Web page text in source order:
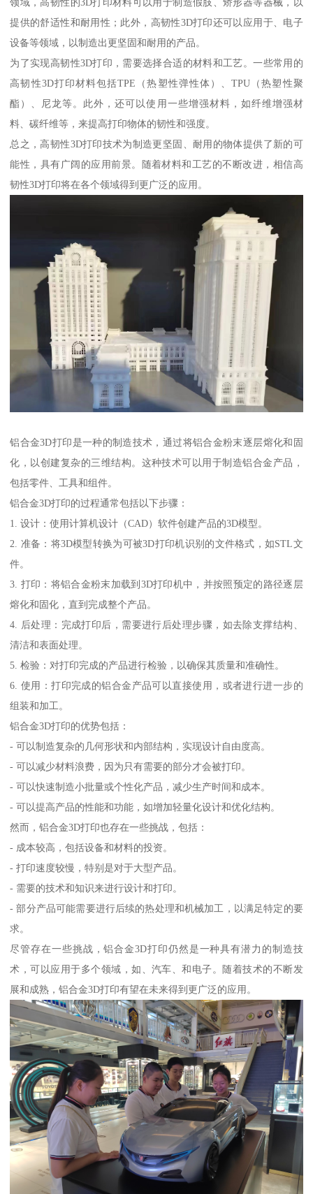
提供的舒适性和耐用性；此外，高韧性3D打印还可以应用于、电子
设备等领域，以制造出更坚固和耐用的产品。
为了实现高韧性3D打印，需要选择合适的材料和工艺。一些常用的
高韧性3D打印材料包括TPE（热塑性弹性体）、TPU（热塑性聚
酯）、尼龙等。此外，还可以使用一些增强材料，如纤维增强材
料、碳纤维等，来提高打印物体的韧性和强度。
总之，高韧性3D打印技术为制造更坚固、耐用的物体提供了新的可
能性，具有广阔的应用前景。随着材料和工艺的不断改进，相信高
韧性3D打印将在各个领域得到更广泛的应用。
铝合金3D打印是一种的制造技术，通过将铝合金粉末逐层熔化和固
化，以创建复杂的三维结构。这种技术可以用于制造铝合金产品，
包括零件、工具和组件。
铝合金3D打印的过程通常包括以下步骤：
1. 设计：使用计算机设计（CAD）软件创建产品的3D模型。
2. 准备：将3D模型转换为可被3D打印机识别的文件格式，如STL文
件。
3. 打印：将铝合金粉末加载到3D打印机中，并按照预定的路径逐层
熔化和固化，直到完成整个产品。
4. 后处理：完成打印后，需要进行后处理步骤，如去除支撑结构、
清洁和表面处理。
5. 检验：对打印完成的产品进行检验，以确保其质量和准确性。
6. 使用：打印完成的铝合金产品可以直接使用，或者进行进一步的
组装和加工。
铝合金3D打印的优势包括：
- 可以制造复杂的几何形状和内部结构，实现设计自由度高。
- 可以减少材料浪费，因为只有需要的部分才会被打印。
- 可以快速制造小批量或个性化产品，减少生产时间和成本。
- 可以提高产品的性能和功能，如增加轻量化设计和优化结构。
然而，铝合金3D打印也存在一些挑战，包括：
- 成本较高，包括设备和材料的投资。
- 打印速度较慢，特别是对于大型产品。
- 需要的技术和知识来进行设计和打印。
- 部分产品可能需要进行后续的热处理和机械加工，以满足特定的要
求。
尽管存在一些挑战，铝合金3D打印仍然是一种具有潜力的制造技
术，可以应用于多个领域，如、汽车、和电子。随着技术的不断发
展和成熟，铝合金3D打印有望在未来得到更广泛的应用。